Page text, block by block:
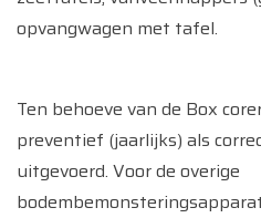
opvangwagen met tafel.
Ten behoeve van de Box
preventief (jaarlijks) als
uitgevoerd. Voor de overige